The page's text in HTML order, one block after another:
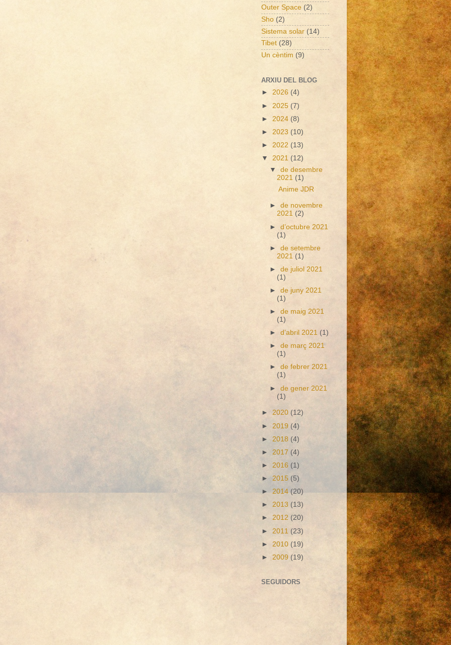
Outer Space (2)
Sho (2)
Sistema solar (14)
Tibet (28)
Un cèntim (9)
ARXIU DEL BLOG
► 2026 (4)
► 2025 (7)
► 2024 (8)
► 2023 (10)
► 2022 (13)
▼ 2021 (12)
▼de desembre
2021 (1)
Anime JDR
►de novembre
2021 (2)
►d’octubre 2021
(1)
►de setembre
2021 (1)
►de juliol 2021
(1)
►de juny 2021
(1)
►de maig 2021
(1)
►d’abril 2021 (1)
►de març 2021
(1)
►de febrer 2021
(1)
►de gener 2021
(1)
► 2020 (12)
► 2019 (4)
► 2018 (4)
► 2017 (4)
► 2016 (1)
► 2015 (5)
► 2014(20)
► 2013 (13)
► 2012 (20)
► 2011 (23)
► 2010 (19)
► 2009 (19)
SEGUIDORS